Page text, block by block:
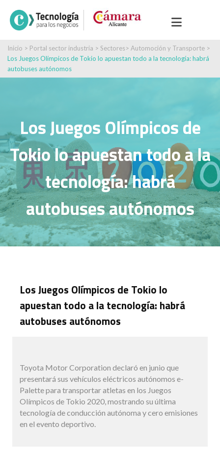
Inicio > Portal sector industria > Sectores> Automoción y Transporte >
Los Juegos Olímpicos de Tokio lo apuestan todo a la tecnología: habrá
autobuses autónomos
Los Juegos Olímpicos de
Tokio lo apuestan todo a la
tecnología: habrá
autobuses autónomos
Los Juegos Olímpicos de Tokio lo
apuestan todo a la tecnología: habrá
autobuses autónomos
Toyota Motor Corporation declaró en junio que
presentará sus vehículos eléctricos autónomos e-
Palette para transportar atletas en los Juegos
Olímpicos de Tokio 2020, mostrando su última
tecnología de conducción autónoma y cero emisiones
en el evento deportivo.